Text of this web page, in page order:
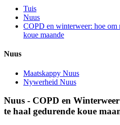
Tuis
Nuus
COPD en winterweer: hoe om
koue maande
Nuus
Maatskappy Nuus
Nywerheid Nuus
Nuus - COPD en
te haal gedurende koue